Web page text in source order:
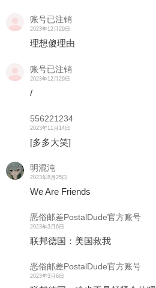
账号已注销
2023年12月29日
理想傻理由
账号已注销
2023年12月29日
/
556221234
2023年11月14日
[多多大笑]
明混沌
2023年8月25日
We Are Friends
恶俗邮差PostalDude官方账号
2023年3月6日
联邦德国：美国救我
恶俗邮差PostalDude官方账号
2023年3月6日